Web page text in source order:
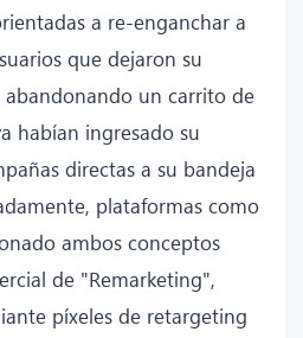
a re-enganchar a
que dejaron su
un carrito de
habían ingresado su
directas a su bandeja
plataformas como
ambos conceptos
de "Remarketing",
píxeles de retargeting